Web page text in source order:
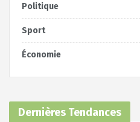
Politique
Sport
Économie
Dernières Tendances